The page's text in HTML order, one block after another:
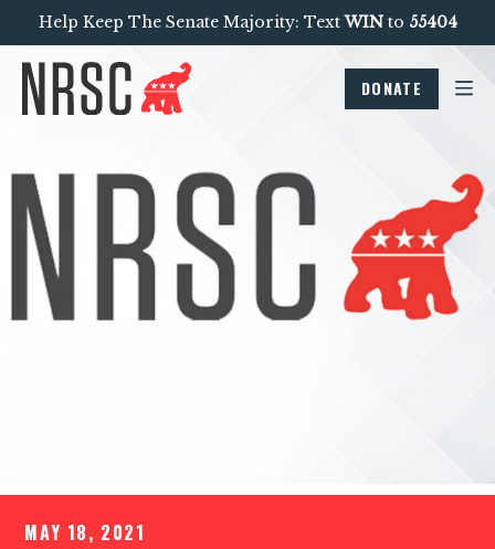
Help Keep The Senate Majority: TextWINto 55404
DONATE
MAY 18, 2021